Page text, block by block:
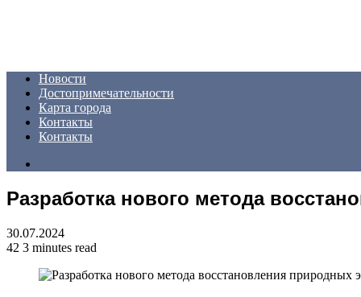
Новости
Достопримечательности
Карта города
Контакты
Контакты
Разработка нового метода
30.07.2024
42 3 minutes read